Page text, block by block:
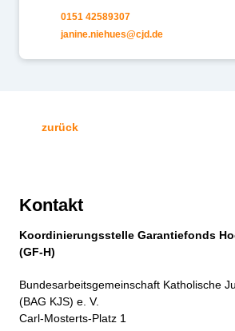
0151 42589307
j n n n h s cjd d
zurück
Kontakt
Koordinierungsstelle Garantiefonds
(GF-H)
Bundesarbeitsgemeinschaft Katholische
(BAG KJS) e. V.
Carl-Mosterts-Platz 1